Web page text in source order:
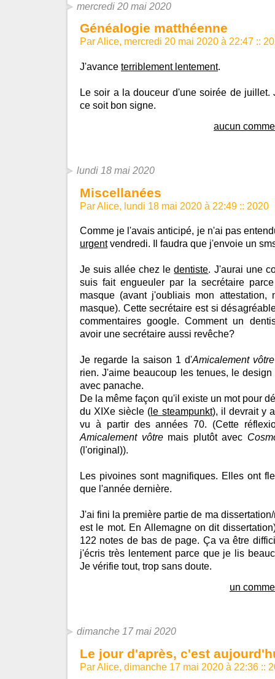
mercredi 20 mai 2020
Généalogie matthéenne
Par Alice, mercredi 20 mai 2020 à 22:47 ::
J'avance terriblement lentement.
Le soir a la douceur d'une soirée de
ce soit bon signe.
aucun
lundi 18 mai 2020
Miscellanées
Par Alice, lundi 18 mai 2020 à 22:49 :: 2020
Comme je l'avais anticipé, je n'ai pas
urgentvendredi. Il faudra que j'envoie un
Je suis allée chez ledentiste. J'aurai une
suis fait engueuler par la secrétaire
masque (avant j'oubliais mon attestation,
masque). Cette secrétaire est si
commentaires google. Comment un
avoir une secrétaire aussi revêche?
Je regarde la saison 1 d'Amicalement vôtre
rien. J'aime beaucoup les tenues, le
avec panache.
De la même façon qu'il existe un mot pour
du XIXe siècle ( le steampunkt), il devrait y
vu à partir des années 70. (Cette
Amicalement vôtremais plutôt avec
(l'original)).
Les pivoines sont magnifiques. Elles ont
que l'année dernière.
J'ai fini la première partie de ma
est le mot. En Allemagne on dit
122 notes de bas de page. Ça va être
j'écris très lentement parce que je lis
Je vérifie tout, trop sans doute.
un
dimanche 17 mai 2020
Le jour d'après, c'est
Par Alice, dimanche 17 mai 2020 à 22:36 ::